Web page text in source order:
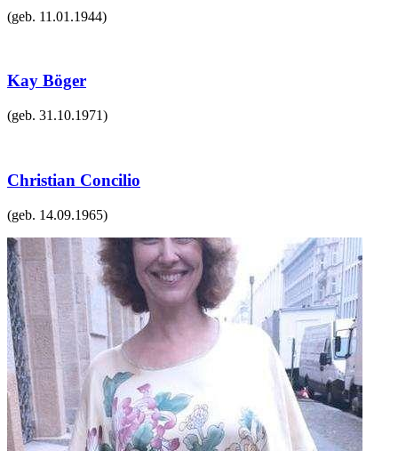
(geb. 11.01.1944)
Kay Böger
(geb. 31.10.1971)
Christian Concilio
(geb. 14.09.1965)